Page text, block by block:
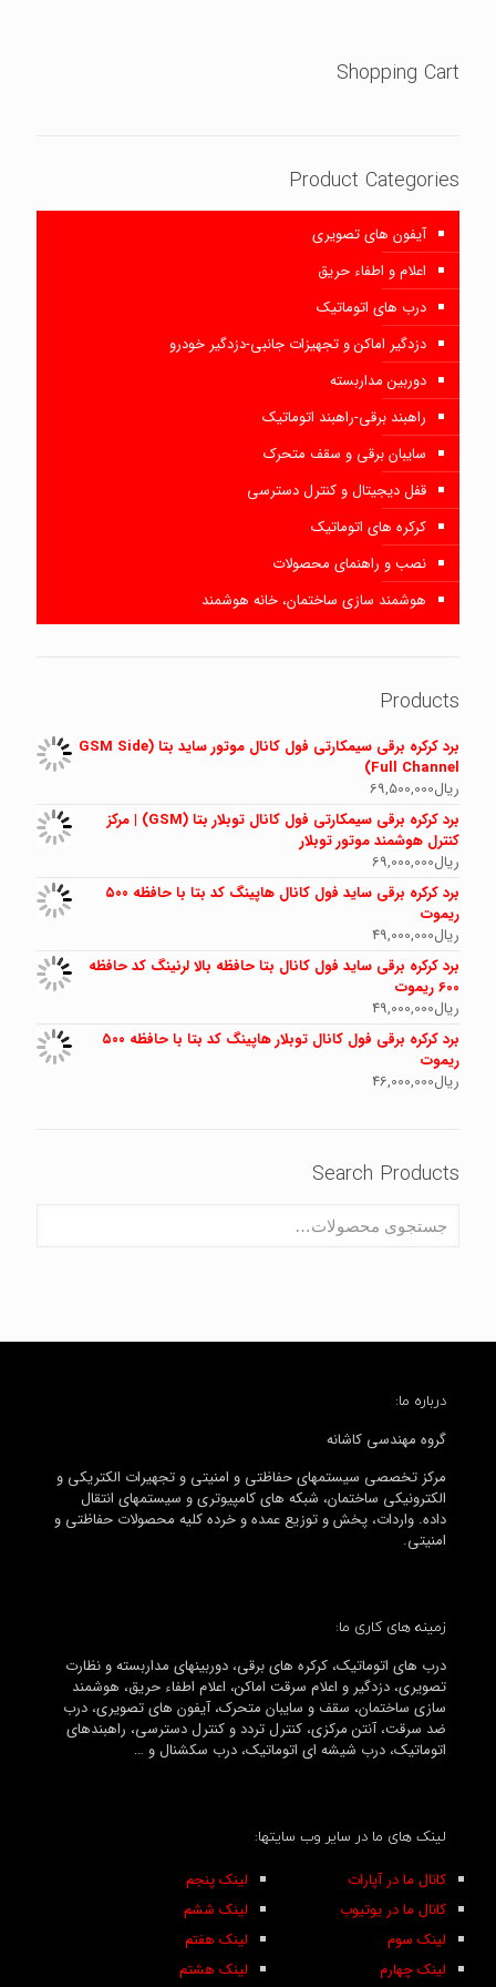
Shopping Cart
Product Categories
آیفون های تصویری
اعلام و اطفاء حریق
درب های اتوماتیک
دزدگیر اماکن و تجهیزات جانبی-دزدگیر خودرو
دوربین مداربسته
راهبند برقی-راهبند اتوماتیک
سایبان برقی و سقف متحرک
قفل دیجیتال و کنترل دسترسی
کرکره های اتوماتیک
نصب و راهنمای محصولات
هوشمند سازی ساختمان، خانه هوشمند
Products
برد کرکره برقی سیمکارتی فول کانال موتور ساید بتا (GSM Side
Full Channel)
ریال69,500,000
برد کرکره برقی سیمکارتی فول کانال توبلار بتا (GSM) | مرکز
کنترل هوشمند موتور توبلار
ریال69,000,000
برد کرکره برقی ساید فول کانال هاپینگ کد بتا با حافظه ۵۰۰
ریموت
ریال49,000,000
برد کرکره برقی ساید فول کانال بتا حافظه بالا لرنینگ کد حافظه
600 ریموت
ریال49,000,000
برد کرکره برقی فول کانال توبلار هاپینگ کد بتا با حافظه ۵۰۰
ریموت
ریال46,000,000
Search Products
درباره ما:
گروه مهندسی کاشانه
مرکز تخصصی سیستمهای حفاظتی و امنیتی و تجهیرات الکتریکی و
الکترونیکی ساختمان، شبکه های کامپیوتری و سیستمهای انتقال
داده. واردات، پخش و توزیع عمده و خرده کلیه محصولات حفاظتی و
امنیتی.
زمینه های کاری ما:
درب های اتوماتیک، کرکره های برقی، دوربینهای مداربسته و نظارت
تصویری، دزدگیر و اعلام سرقت اماکن، اعلام اطفاء حریق، هوشمند
سازی ساختمان، سقف و سایبان متحرک، آیفون های تصویری، درب
ضد سرقت، آنتن مرکزی، کنترل تردد و کنترل دسترسی، راهبندهای
اتوماتیک، درب شیشه ای اتوماتیک، درب سکشنال و …
لینک های ما در سایر وب سایتها:
لینک پنجم
لینک ششم
لینک هفتم
لینک هشتم
کانال ما در آپارات
کانال ما در یوتیوب
لینک سوم
لینک چهارم